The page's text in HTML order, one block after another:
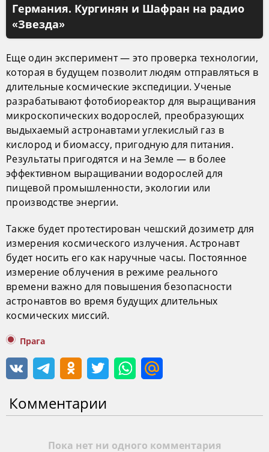
Германия. Кургинян и Шафран на радио
«Звезда»
Еще один эксперимент — это проверка технологии,
которая в будущем позволит людям отправляться в
длительные космические экспедиции. Ученые
разрабатывают фотобиореактор для выращивания
микроскопических водорослей, преобразующих
выдыхаемый астронавтами углекислый газ в
кислород и биомассу, пригодную для питания.
Результаты пригодятся и на Земле — в более
эффективном выращивании водорослей для
пищевой промышленности, экологии или
производстве энергии.
Также будет протестирован чешский дозиметр для
измерения космического излучения. Астронавт
будет носить его как наручные часы. Постоянное
измерение облучения в режиме реального
времени важно для повышения безопасности
астронавтов во время будущих длительных
космических миссий.
Прага
Комментарии
Пока нет ни одного комментария